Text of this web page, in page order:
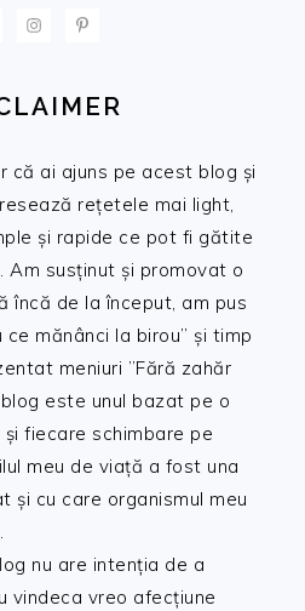
că ai ajuns pe acest blog și
rețetele mai light,
și rapide ce pot fi gătite
Am susținut și promovat o
încă de la început, am pus
mănânci la birou” și timp
meniuri ”Fără zahăr
este unul bazat pe o
fiecare schimbare pe
meu de viață a fost una
și cu care organismul meu
nu are intenția de a
vindeca vreo afecțiune